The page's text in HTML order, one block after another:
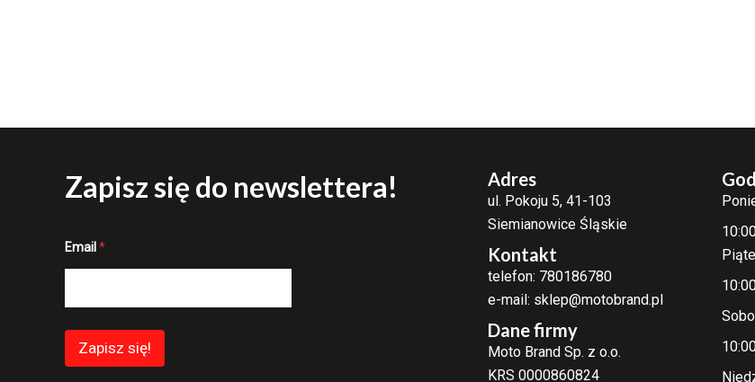
Zapisz się do newslettera!
*
i
Email *
Zapisz się!
Adres
ul. Pokoju 5, 41-103
Siemianowice Śląskie
Kontakt
telefon: 780186780
e-mail: sklep@motobrand.pl
Dane firmy
Moto Brand Sp. z o.o.
KRS 0000860824